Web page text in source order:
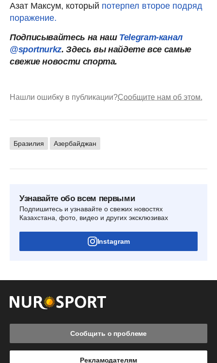
Азат Максум, который потерпел второе подряд
поражение.
Подписывайтесь на наш Telegram-канал
@sportnurkz. Здесь вы найдете все самые
свежие новости спорта.
Нашли ошибку в публикации?Сообщите нам об этом.
Бразилия Азербайджан
Узнавайте обо всем первыми
Подпишитесь и узнавайте о свежих новостях
Казахстана, фото, видео и других эксклюзивах
Instagram
Сообщить о проблеме
Рекламодателям